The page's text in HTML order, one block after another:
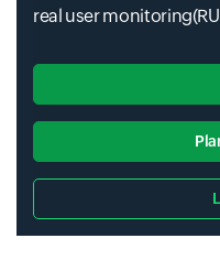
real user